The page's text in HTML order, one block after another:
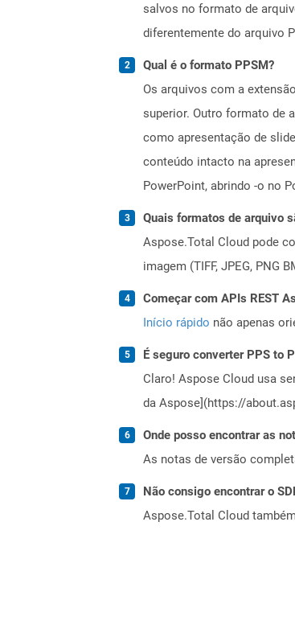
salvos no formato de
diferentemente do arquivo
Qual é o formato PPSM?
Os arquivos com a
superior. Outro formato de
como apresentação de
conteúdo intacto na
PowerPoint, abrindo -o no
Quais formatos de arquivo
Aspose.Total Cloud pode
imagem (TIFF, JPEG, PNG
Começar com APIs REST
Início rápido não apenas
É seguro converter PPS to
Claro! Aspose Cloud usa
da Aspose](https://
Onde posso encontrar as
As notas de versão
Não consigo encontrar o
Aspose.Total Cloud